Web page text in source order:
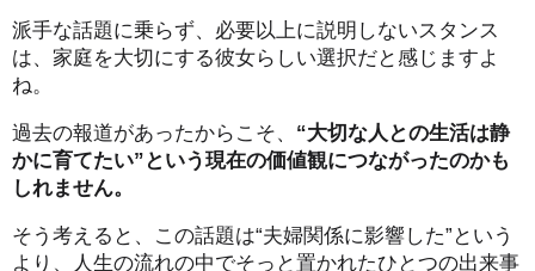
派手な話題に乗らず、必要以上に説明しないスタンス
は、家庭を大切にする彼女らしい選択だと感じますよ
ね。
過去の報道があったからこそ、 “大切な人との生活は静
かに育てたい”という現在の価値観につながったのかも
しれません。
そう考えると、この話題は“夫婦関係に影響した”という
より、人生の流れの中でそっと置かれたひとつの出来事